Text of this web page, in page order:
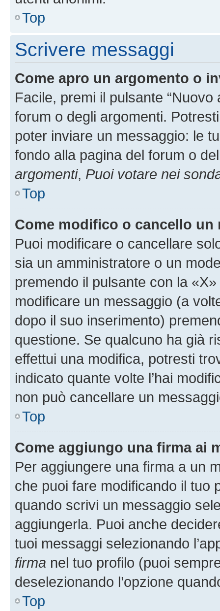
Top
Scrivere messaggi
Come apro un argomento o
Facile, premi il pulsante
forum o degli argomenti.
poter inviare un messaggio: le
fondo alla pagina del forum o
argomenti, Puoi votare nei
Top
Come modifico o cancello un
Puoi modificare o cancellare
sia un amministratore o un
premendo il pulsante con la
modificare un messaggio (a
dopo il suo inserimento)
questione. Se qualcuno ha già
effettui una modifica, potresti
indicato quante volte l’hai
non può cancellare un
Top
Come aggiungo una firma ai
Per aggiungere una firma a un
che puoi fare modificando il tuo
quando scrivi un messaggio
aggiungerla. Puoi anche
tuoi messaggi selezionando
firma nel tuo profilo (puoi
deselezionando l’opzione
Top